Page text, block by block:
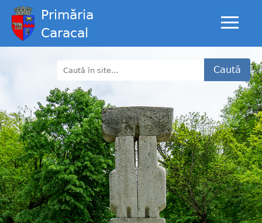
Primăria
Caracal
Caută